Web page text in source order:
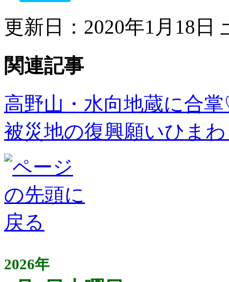
更新日：2020年1月18日
関連記事
高野山・水向地蔵に合
被災地の復興願いひま
2026年